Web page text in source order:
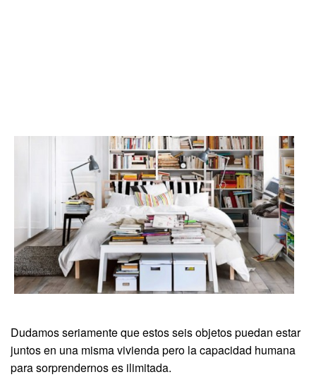
Dudamos seriamente que estos seis objetos puedan estar
juntos en una misma vivienda pero la capacidad humana
para sorprendernos es ilimitada.